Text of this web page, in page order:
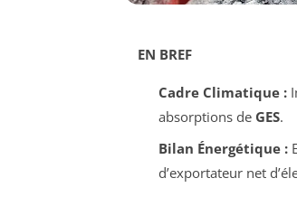
EN BREF
Cadre Climatique :
absorptions de GES.
Bilan Énergétique :
d’exportateur net